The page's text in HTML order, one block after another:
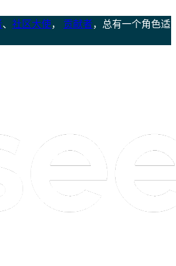
、 社区大使， 贡献者，总有一个角色适